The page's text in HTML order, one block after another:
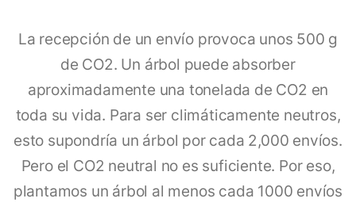
La recepción de un envío provoca unos 500 g
de CO2. Un árbol puede absorber
aproximadamente una tonelada de CO2 en
toda su vida. Para ser climáticamente neutros,
esto supondría un árbol por cada 2,000 envíos.
Pero el CO2 neutral no es suficiente. Por eso,
plantamos un árbol al menos cada 1000 envíos